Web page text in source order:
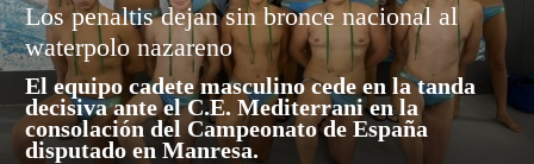
Los penaltis dejan sin bronce nacional al
waterpolo nazareno
El equipo cadete masculino cede en la tanda
decisiva ante el C.E. Mediterrani en la
consolación del Campeonato de España
disputado en Manresa.